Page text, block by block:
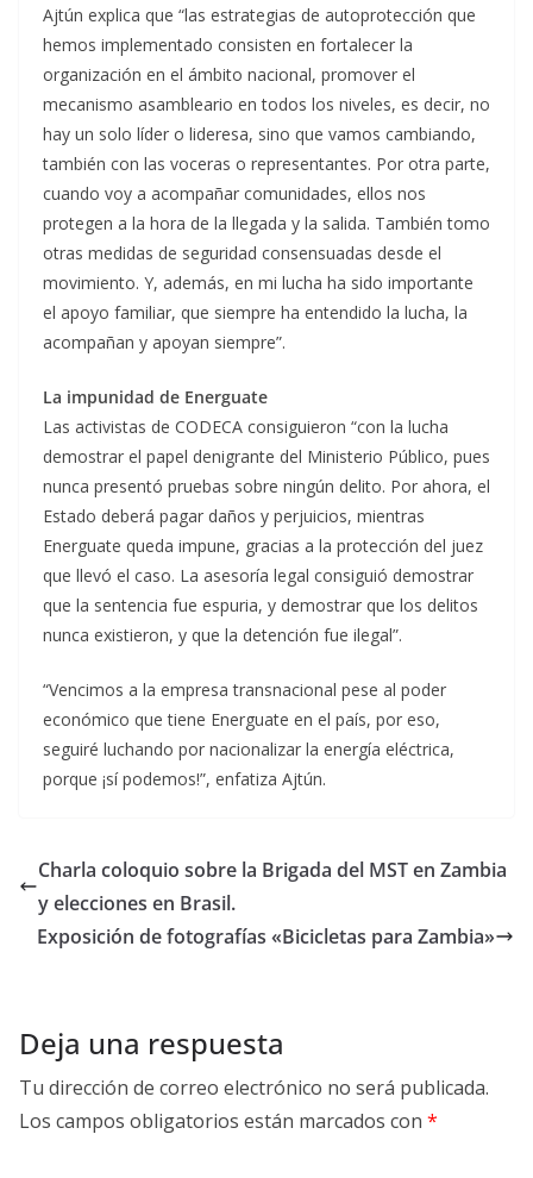
Ajtún explica que “las estrategias de autoprotección que
hemos implementado consisten en fortalecer la
organización en el ámbito nacional, promover el
mecanismo asambleario en todos los niveles, es decir, no
hay un solo líder o lideresa, sino que vamos cambiando,
también con las voceras o representantes. Por otra parte,
cuando voy a acompañar comunidades, ellos nos
protegen a la hora de la llegada y la salida. También tomo
otras medidas de seguridad consensuadas desde el
movimiento. Y, además, en mi lucha ha sido importante
el apoyo familiar, que siempre ha entendido la lucha, la
acompañan y apoyan siempre”.
La impunidad de Energuate
Las activistas de CODECA consiguieron “con la lucha
demostrar el papel denigrante del Ministerio Público, pues
nunca presentó pruebas sobre ningún delito. Por ahora, el
Estado deberá pagar daños y perjuicios, mientras
Energuate queda impune, gracias a la protección del juez
que llevó el caso. La asesoría legal consiguió demostrar
que la sentencia fue espuria, y demostrar que los delitos
nunca existieron, y que la detención fue ilegal”.
“Vencimos a la empresa transnacional pese al poder
económico que tiene Energuate en el país, por eso,
seguiré luchando por nacionalizar la energía eléctrica,
porque ¡sí podemos!”, enfatiza Ajtún.
Charla coloquio sobre la Brigada del MST en Zambia
y elecciones en Brasil.
Exposición de fotografías «Bicicletas para Zambia»
Deja una respuesta
Tu dirección de correo electrónico no será publicada.
Los campos obligatorios están marcados con *